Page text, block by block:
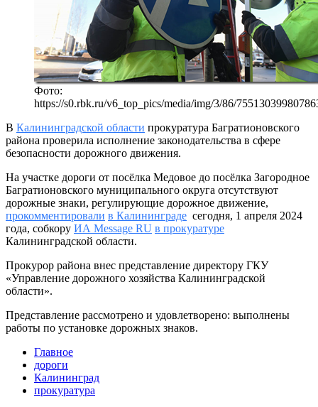
Фото:
https://s0.rbk.ru/v6_top_pics/media/img/3/86/
В Калининградской области прокуратура Багратионовского
района проверила исполнение законодательства в сфере
безопасности дорожного движения.
На участке дороги от посёлка Медовое до посёлка Загородное
Багратионовского муниципального округа отсутствуют
дорожные знаки, регулирующие дорожное движение,
прокомментировали в Калининграде сегодня, 1 апреля 2024
года, собкору ИА Message RU в прокуратуре
Калининградской области.
Прокурор района внес представление директору ГКУ
«Управление дорожного хозяйства Калининградской
области».
Представление рассмотрено и удовлетворено: выполнены
работы по установке дорожных знаков.
Главное
дороги
Калининград
прокуратура